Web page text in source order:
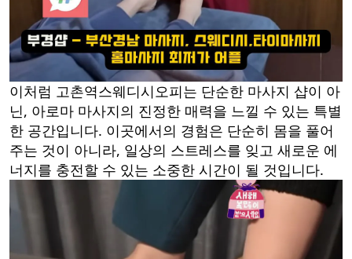
이처럼 고촌역스웨디시오피는 단순한 마사지 샵이 아
닌, 아로마 마사지의 진정한 매력을 느낄 수 있는 특별
한 공간입니다. 이곳에서의 경험은 단순히 몸을 풀어
주는 것이 아니라, 일상의 스트레스를 잊고 새로운 에
너지를 충전할 수 있는 소중한 시간이 될 것입니다.